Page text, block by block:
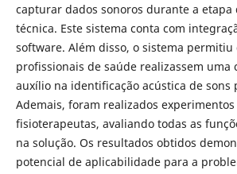
capturar dados sonoros durante a etapa
técnica. Este sistema conta com
software. Além disso, o sistema
profissionais de saúde realizassem uma
auxílio na identificação acústica de sons
Ademais, foram realizados experimentos
fisioterapeutas, avaliando todas as
na solução. Os resultados obtidos
potencial de aplicabilidade para a